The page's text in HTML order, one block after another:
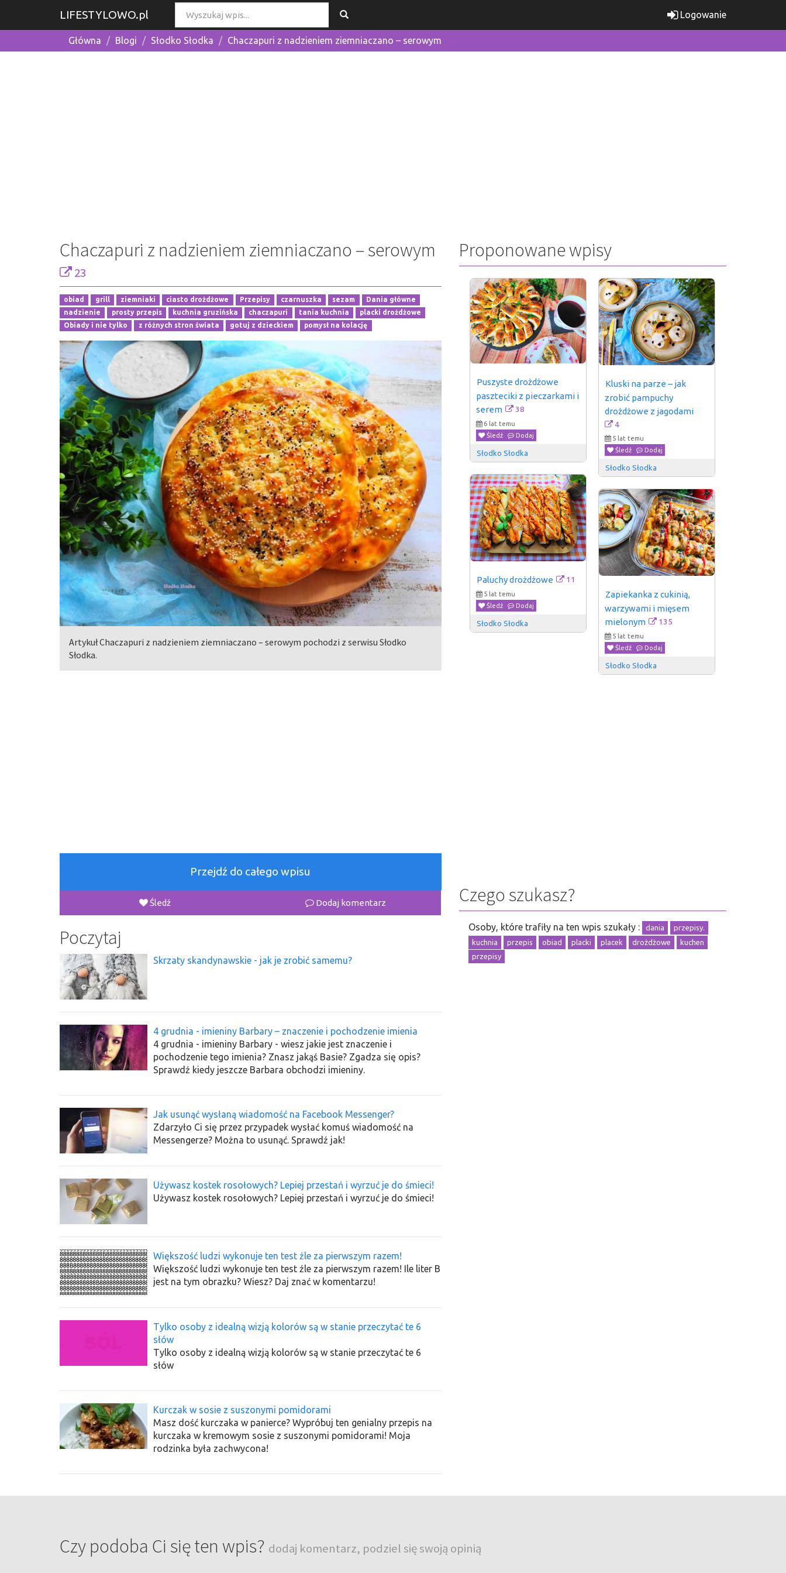
LIFESTYLOWO.pl Logowanie
Główna Blogi Słodko Słodka Chaczapuri z nadzieniem ziemniaczano – serowym
Chaczapuri z nadzieniem ziemniaczano – serowym
23
obiad grill ziemniaki ciasto drożdżowe Przepisy czarnuszka sezam
Dania główne
nadzienie
prosty przepis kuchnia gruzińska chaczapuri tania kuchnia
placki drożdżowe
Obiady i nie tylko
z różnych stron świata gotuj z dzieckiem pomysł na kolację
Artykuł Chaczapuri z nadzieniem ziemniaczano – serowym pochodzi z serwisu Słodko
Słodka.
Przejdź do całego wpisu
Śledź Dodaj komentarz
Poczytaj
Skrzaty skandynawskie - jak je zrobić samemu?
4 grudnia - imieniny Barbary – znaczenie i pochodzenie imienia
4 grudnia - imieniny Barbary - wiesz jakie jest znaczenie i
pochodzenie tego imienia? Znasz jakąś Basie? Zgadza się opis?
Sprawdź kiedy jeszcze Barbara obchodzi imieniny.
Jak usunąć wysłaną wiadomość na Facebook Messenger?
Zdarzyło Ci się przez przypadek wysłać komuś wiadomość na
Messengerze? Można to usunąć. Sprawdź jak!
Używasz kostek rosołowych? Lepiej przestań i wyrzuć je do śmieci!
Używasz kostek rosołowych? Lepiej przestań i wyrzuć je do śmieci!
Większość ludzi wykonuje ten test źle za pierwszym razem!
Większość ludzi wykonuje ten test źle za pierwszym razem! Ile liter B
jest na tym obrazku? Wiesz? Daj znać w komentarzu!
Tylko osoby z idealną wizją kolorów są w stanie przeczytać te 6
słów
Tylko osoby z idealną wizją kolorów są w stanie przeczytać te 6
słów
Kurczak w sosie z suszonymi pomidorami
Masz dość kurczaka w panierce? Wypróbuj ten genialny przepis na
kurczaka w kremowym sosie z suszonymi pomidorami! Moja
rodzinka była zachwycona!
Proponowane wpisy
Puszyste drożdżowe
paszteciki z pieczarkami i
serem
38
6 lat temu
Śledź
Dodaj
Słodko Słodka
Kluski na parze – jak
zrobić pampuchy
drożdżowe z jagodami
4
5 lat temu
Śledź
Dodaj
Słodko Słodka
Paluchy drożdżowe 11
5 lat temu
Śledź
Dodaj
Słodko Słodka
Zapiekanka z cukinią,
warzywami i mięsem
mielonym
135
5 lat temu
Śledź
Dodaj
Słodko Słodka
Czego szukasz?
Osoby, które trafiły na ten wpis szukały : dania
przepisy.
kuchnia
przepis obiad placki placek drożdżowe
kuchen
przepisy
Czy podoba Ci się ten wpis? dodaj komentarz, podziel się swoją opinią